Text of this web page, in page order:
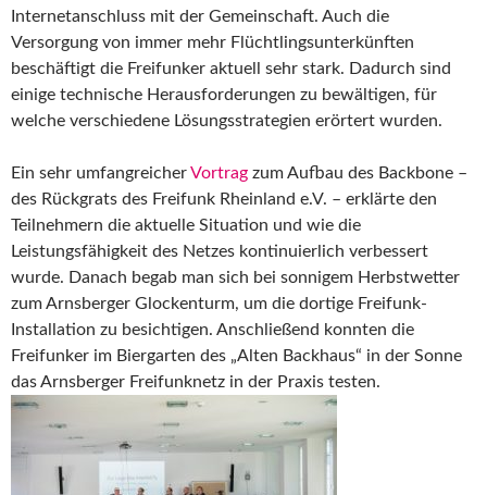
Internetanschluss mit der Gemeinschaft. Auch die
Versorgung von immer mehr Flüchtlingsunterkünften
beschäftigt die Freifunker aktuell sehr stark. Dadurch sind
einige technische Herausforderungen zu bewältigen, für
welche verschiedene Lösungsstrategien erörtert wurden.
Ein sehr umfangreicherVortrag zum Aufbau des Backbone –
des Rückgrats des Freifunk Rheinland e.V. – erklärte den
Teilnehmern die aktuelle Situation und wie die
Leistungsfähigkeit des Netzes kontinuierlich verbessert
wurde. Danach begab man sich bei sonnigem Herbstwetter
zum Arnsberger Glockenturm, um die dortige Freifunk-
Installation zu besichtigen. Anschließend konnten die
Freifunker im Biergarten des „Alten Backhaus“ in der Sonne
das Arnsberger Freifunknetz in der Praxis testen.